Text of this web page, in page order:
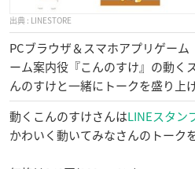
LINESTORE
PCブラウザ＆スマホアプリゲー
ーム案内役『こんのすけ』の動く
んのすけと一緒にトークを盛り上
動くこんのすけさんはLINEスタン
かわいく動いてみなさんのトーク